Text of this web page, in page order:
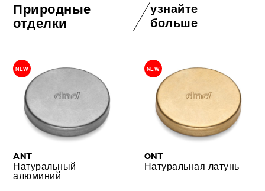
Природные
отделки
узнайте
больше
NEW
ANT
Натуральный
алюминий
NEW
ONT
Натуральная латунь